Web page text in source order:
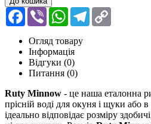
Facebook
Viber WhatsApp
Telegram
Огляд товару
Інформація
Відгуки (0)
Питання (0)
Ruty Minnow - це наша еталонна
прісній воді для окуня і щуки або в
ідеально відповідає розміру